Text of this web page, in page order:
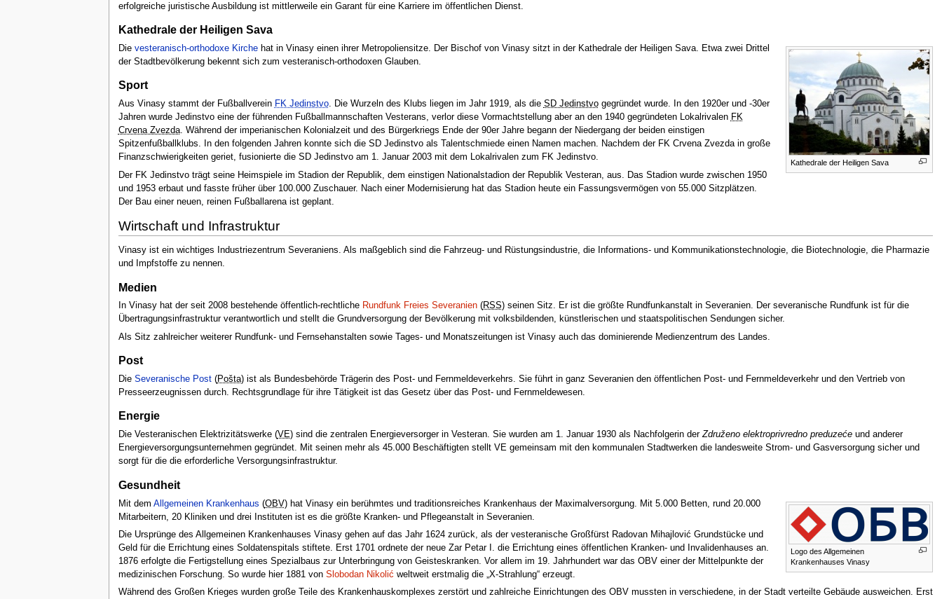
erfolgreiche juristische Ausbildung ist mittlerweile ein Garant für eine Karriere im öffentlichen Dienst.
Kathedrale der Heiligen Sava
Kathedrale der Heiligen Sava
Die vesteranisch-orthodoxe Kirchehat in Vinasy einen ihrer Metropoliensitze. Der Bischof von Vinasy sitzt in der Kathedrale der Heiligen Sava. Etwa zwei Drittel
der Stadtbevölkerung bekennt sich zum vesteranisch-orthodoxen Glauben.
Sport
Aus Vinasy stammt der Fußballverein FK Jedinstvo. Die Wurzeln des Klubs liegen im Jahr 1919, als die SD Jedinstvogegründet wurde. In den 1920er und -30er
Jahren wurde Jedinstvo eine der führenden Fußballmannschaften Vesterans, verlor diese Vormachtstellung aber an den 1940 gegründeten Lokalrivalen FK
Crvena Zvezda. Während der imperianischen Kolonialzeit und des Bürgerkriegs Ende der 90er Jahre begann der Niedergang der beiden einstigen
Spitzenfußballklubs. In den folgenden Jahren konnte sich die SD Jedinstvo als Talentschmiede einen Namen machen. Nachdem der FK Crvena Zvezda in große
Finanzschwierigkeiten geriet, fusionierte die SD Jedinstvo am 1. Januar 2003 mit dem Lokalrivalen zum FK Jedinstvo.
Der FK Jedinstvo trägt seine Heimspiele im Stadion der Republik, dem einstigen Nationalstadion der Republik Vesteran, aus. Das Stadion wurde zwischen 1950
und 1953 erbaut und fasste früher über 100.000 Zuschauer. Nach einer Modernisierung hat das Stadion heute ein Fassungsvermögen von 55.000 Sitzplätzen.
Der Bau einer neuen, reinen Fußballarena ist geplant.
Wirtschaft und Infrastruktur
Vinasy ist ein wichtiges Industriezentrum Severaniens. Als maßgeblich sind die Fahrzeug- und Rüstungsindustrie, die Informations- und Kommunikationstechnologie, die Biotechnologie, die Pharmazie
und Impfstoffe zu nennen.
Medien
In Vinasy hat der seit 2008 bestehende öffentlich-rechtliche Rundfunk Freies Severanien(RSS) seinen Sitz. Er ist die größte Rundfunkanstalt in Severanien. Der severanische Rundfunk ist für die
Übertragungsinfrastruktur verantwortlich und stellt die Grundversorgung der Bevölkerung mit volksbildenden, künstlerischen und staatspolitischen Sendungen sicher.
Als Sitz zahlreicher weiterer Rundfunk- und Fernsehanstalten sowie Tages- und Monatszeitungen ist Vinasy auch das dominierende Medienzentrum des Landes.
Post
Die Severanische Post(Pošta) ist als Bundesbehörde Trägerin des Post- und Fernmeldeverkehrs. Sie führt in ganz Severanien den öffentlichen Post- und Fernmeldeverkehr und den Vertrieb von
Presseerzeugnissen durch. Rechtsgrundlage für ihre Tätigkeit ist das Gesetz über das Post- und Fernmeldewesen.
Energie
Die Vesteranischen Elektrizitätswerke (VE) sind die zentralen Energieversorger in Vesteran. Sie wurden am 1. Januar 1930 als Nachfolgerin derZdruženo elektroprivredno preduzećeund anderer
Energieversorgungsunternehmen gegründet. Mit seinen mehr als 45.000 Beschäftigten stellt VE gemeinsam mit den kommunalen Stadtwerken die landesweite Strom- und Gasversorgung sicher und
sorgt für die die erforderliche Versorgungsinfrastruktur.
Gesundheit
Logo des Allgemeinen
Krankenhauses Vinasy
Mit dem Allgemeinen Krankenhaus (OBV) hat Vinasy ein berühmtes und traditionsreiches Krankenhaus der Maximalversorgung. Mit 5.000 Betten, rund 20.000
Mitarbeitern, 20 Kliniken und drei Instituten ist es die größte Kranken- und Pflegeanstalt in Severanien.
Die Ursprünge des Allgemeinen Krankenhauses Vinasy gehen auf das Jahr 1624 zurück, als der vesteranische Großfürst Radovan Mihajlović Grundstücke und
Geld für die Errichtung eines Soldatenspitals stiftete. Erst 1701 ordnete der neue Zar Petar I. die Errichtung eines öffentlichen Kranken- und Invalidenhauses an.
1876 erfolgte die Fertigstellung eines Spezialbaus zur Unterbringung von Geisteskranken. Vor allem im 19. Jahrhundert war das OBV einer der Mittelpunkte der
medizinischen Forschung. So wurde hier 1881 von Slobodan Nikolić weltweit erstmalig die „X-Strahlung“ erzeugt.
Während des Großen Krieges wurden große Teile des Krankenhauskomplexes zerstört und zahlreiche Einrichtungen des OBV mussten in verschiedene, in der Stadt verteilte Gebäude ausweichen. Erst